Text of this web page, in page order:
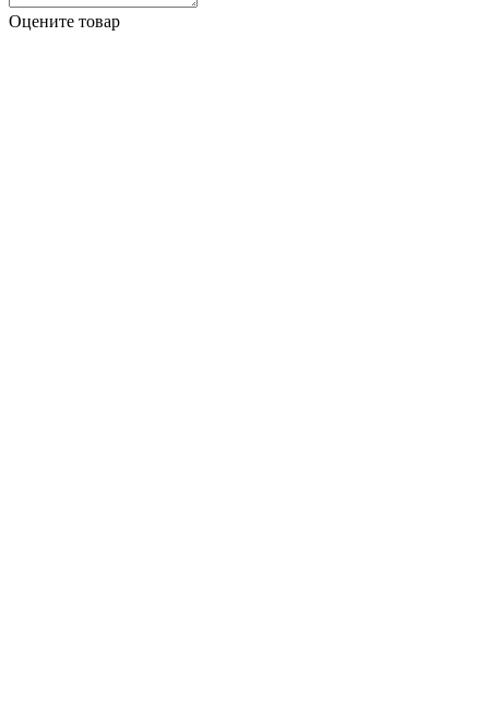
Оцените товар